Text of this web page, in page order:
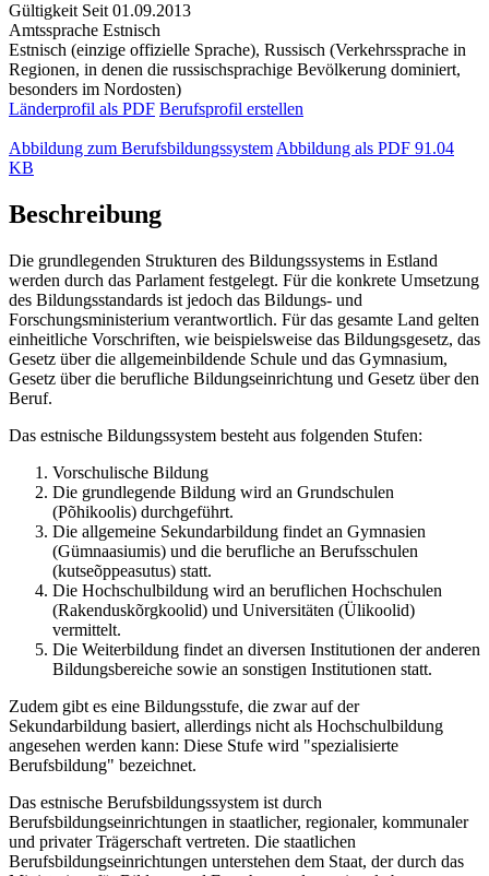
Gültigkeit Seit 01.09.2013
Amtssprache Estnisch
Estnisch (einzige offizielle Sprache), Russisch (Verkehrssprache in
Regionen, in denen die russischsprachige Bevölkerung dominiert,
besonders im Nordosten)
Länderprofil als PDF Berufsprofil erstellen
Abbildung zum Berufsbildungssystem Abbildung als PDF 91.04
KB
Beschreibung
Die grundlegenden Strukturen des Bildungssystems in Estland
werden durch das Parlament festgelegt. Für die konkrete Umsetzung
des Bildungsstandards ist jedoch das Bildungs- und
Forschungsministerium verantwortlich. Für das gesamte Land gelten
einheitliche Vorschriften, wie beispielsweise das Bildungsgesetz, das
Gesetz über die allgemeinbildende Schule und das Gymnasium,
Gesetz über die berufliche Bildungseinrichtung und Gesetz über den
Beruf.
Das estnische Bildungssystem besteht aus folgenden Stufen:
Vorschulische Bildung
Die grundlegende Bildung wird an Grundschulen
(Põhikoolis) durchgeführt.
Die allgemeine Sekundarbildung findet an Gymnasien
(Gümnaasiumis) und die berufliche an Berufsschulen
(kutseõppeasutus) statt.
Die Hochschulbildung wird an beruflichen Hochschulen
(Rakenduskõrgkoolid) und Universitäten (Ülikoolid)
vermittelt.
Die Weiterbildung findet an diversen Institutionen der anderen
Bildungsbereiche sowie an sonstigen Institutionen statt.
Zudem gibt es eine Bildungsstufe, die zwar auf der
Sekundarbildung basiert, allerdings nicht als Hochschulbildung
angesehen werden kann: Diese Stufe wird "spezialisierte
Berufsbildung" bezeichnet.
Das estnische Berufsbildungssystem ist durch
Berufsbildungseinrichtungen in staatlicher, regionaler, kommunaler
und privater Trägerschaft vertreten. Die staatlichen
Berufsbildungseinrichtungen unterstehen dem Staat, der durch das